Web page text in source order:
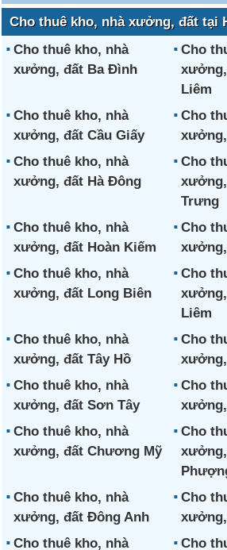
Cho thuê kho, nhà xưởng, đất tại
Cho thuê kho, nhà
xưởng, đất Ba Đình
Cho
Liêm
Cho thuê kho, nhà
xưởng, đất Cầu Giấy
Cho
Cho thuê kho, nhà
xưởng, đất Hà Đông
Cho
Trưng
Cho thuê kho, nhà
xưởng, đất Hoàn Kiếm
Cho
Cho thuê kho, nhà
xưởng, đất Long Biên
Cho
Liêm
Cho thuê kho, nhà
xưởng, đất Tây Hồ
Cho
Cho thuê kho, nhà
xưởng, đất Sơn Tây
Cho
Cho thuê kho, nhà
xưởng, đất Chương Mỹ
Cho
Cho thuê kho, nhà
xưởng, đất Đông Anh
Cho
Cho thuê kho, nhà
Cho